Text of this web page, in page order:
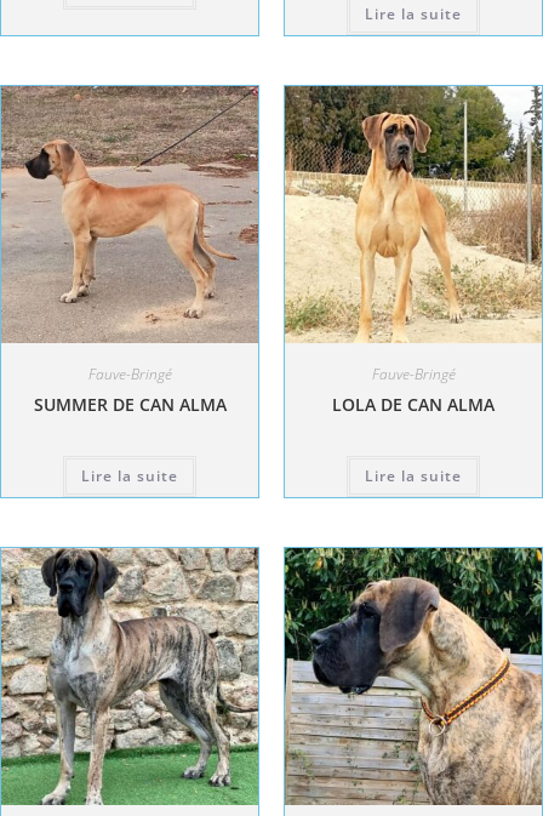
Lire la suite
Fauve-Bringé
SUMMER DE CAN ALMA
Lire la suite
Fauve-Bringé
LOLA DE CAN ALMA
Lire la suite